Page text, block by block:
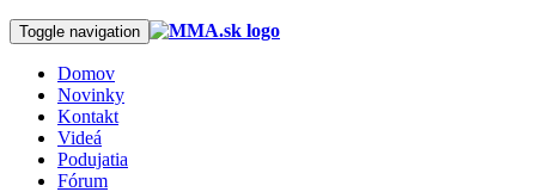
Toggle navigation
Domov
Novinky
Kontakt
Videá
Podujatia
Fórum